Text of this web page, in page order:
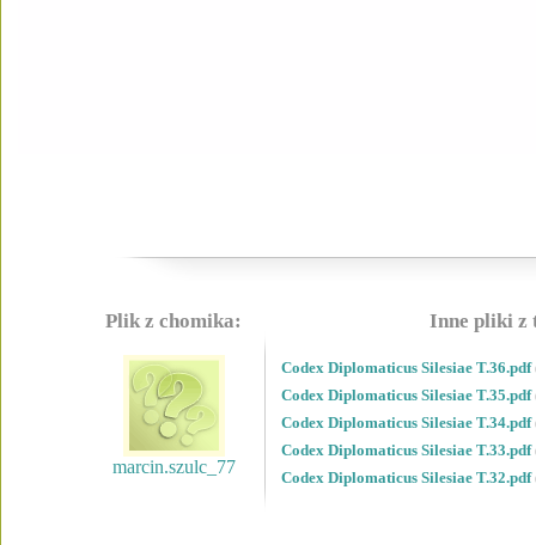
Plik z chomika:
marcin.szulc_77
Inne pliki z
Codex Diplomaticus Silesiae T.36.pdf
Codex Diplomaticus Silesiae T.35.pdf
Codex Diplomaticus Silesiae T.34.pdf
Codex Diplomaticus Silesiae T.33.pdf
Codex Diplomaticus Silesiae T.32.pdf